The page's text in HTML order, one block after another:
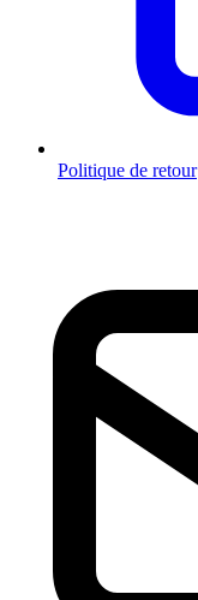
Politique de retour